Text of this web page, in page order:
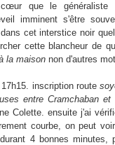
que le généraliste
imminent s'être
cet interstice noir
cette blancheur de
la maison non d'autres
inscription route
entre Cramchaban et
Colette. ensuite j'ai
courbe, on peut
durant 4 bonnes